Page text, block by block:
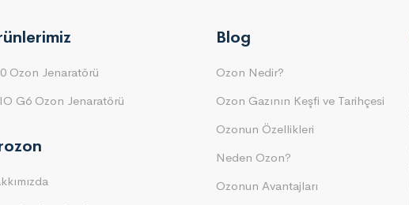
Ozon Jenaratörü
G6 Ozon Jenaratörü
Blog
Ozon Nedir?
Ozon Gazının Keşfi ve Tarihçesi
Ozonun Özellikleri
Neden Ozon?
Ozonun Avantajları